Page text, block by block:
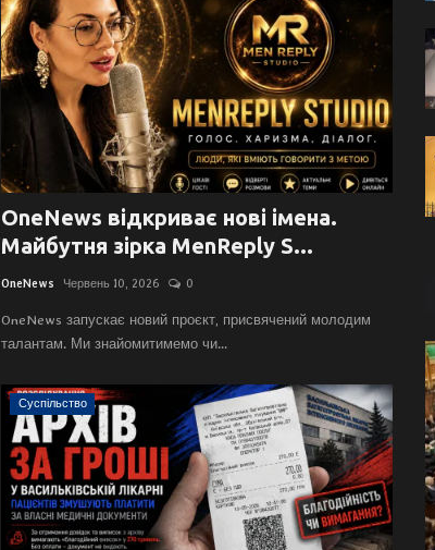
OneNews відкриває нові імена.
Майбутня зірка MenReply S...
OneNews Червень 10, 2026 0
OneNews запускає новий проєкт, присвячений молодим
талантам. Ми знайомитимемо чи...
Суспільство